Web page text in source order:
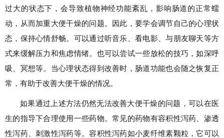
过大的状态下，会导致植物神经功能紊乱，影响肠道的正常蠕
动，从而加重大便干燥的问题。因此，要学会调节自己的心理状
态，保持心情舒畅。可以通过听音乐、看电影、与朋友聊天等方
式来缓解压力和焦虑情绪。也可以尝试一些放松的技巧，如深呼
吸、冥想等。当心理状态得到改善时，肠道功能也会随之恢复正
常，有助于改善大便干燥的情况。
如果通过上述方法仍然无法改善大便干燥的问题，可以在医
生的指导下合理使用一些药物。常见的药物有容积性泻药、渗透
性泻药、刺激性泻药等。容积性泻药如小麦纤维素颗粒，它可以